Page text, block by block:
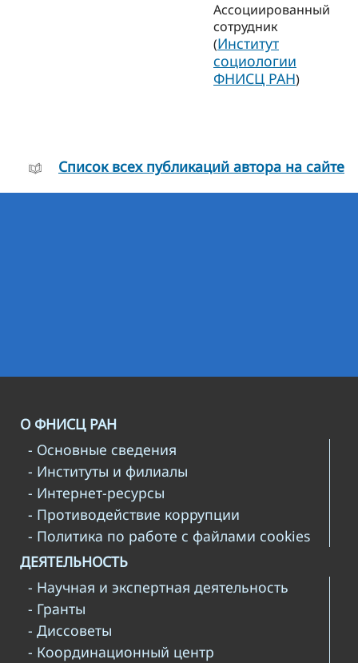
Ассоциированный
сотрудник
(Институт
социологии
ФНИСЦ РАН)
Cписок всех публикаций автора на сайте
О ФНИСЦ РАН
- Основные сведения
- Институты и филиалы
- Интернет-ресурсы
- Противодействие коррупции
- Политика по работе с файлами cookies
ДЕЯТЕЛЬНОСТЬ
- Научная и экспертная деятельность
- Гранты
- Диссоветы
- Координационный центр